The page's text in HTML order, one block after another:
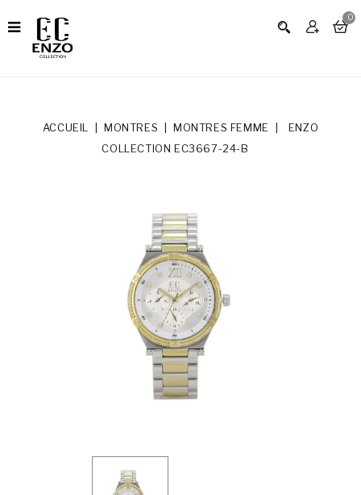
0
ACCUEIL MONTRES MONTRES FEMME
ENZO
COLLECTION EC3667-24-B